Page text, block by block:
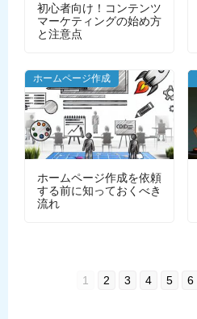
初心者向け！コンテンツ
マーケティングの始め方
と注意点
ホームページ作成
ホームページ作成を依頼
する前に知っておくべき
流れ
1 2 3 4 5 6